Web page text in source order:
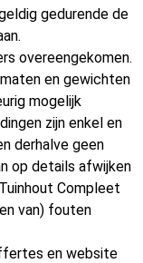
gedurende de
overeengekomen.
en gewichten
mogelijk
zijn enkel en
derhalve geen
op details afwijken
Compleet
van) fouten
en website